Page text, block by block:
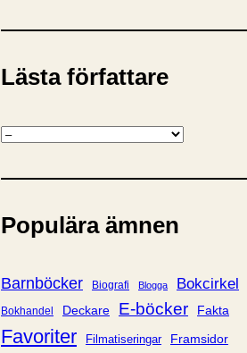
Lästa författare
K
t
g
i
e
r
Populära ämnen
Barnböcker Biografi Blogga Bokcirkel
Bokhandel Deckare E-böcker Fakta
Favoriter Filmatiseringar Framsidor